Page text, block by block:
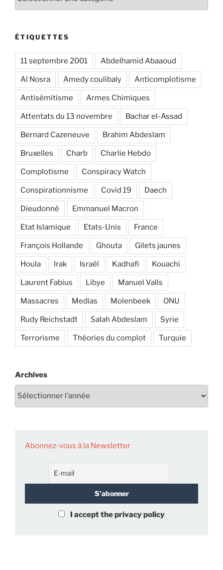
ÉTIQUETTES
11 septembre 2001 Abdelhamid Abaaoud
Al Nosra Amedy coulibaly Anticomplotisme
Antisémitisme Armes Chimiques
Attentats du 13 novembre Bachar el-Assad
Bernard Cazeneuve Brahim Abdeslam
Bruxelles Charb Charlie Hebdo
Complotisme Conspiracy Watch
Conspirationnisme Covid 19 Daech
Dieudonné Emmanuel Macron
Etat Islamique Etats-Unis France
François Hollande Ghouta Gilets jaunes
Houla Irak Israël Kadhafi Kouachi
Laurent Fabius Libye Manuel Valls
Massacres Medias Molenbeek ONU
Rudy Reichstadt Salah Abdeslam Syrie
Terrorisme Théories du complot Turquie
Archives
Abonnez-vous à la Newsletter
I accept the privacy policy